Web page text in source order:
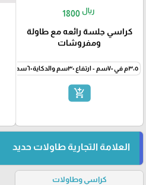
1800 ريال
كراسي جلسة رائعه مع طاولة
ومفروشات
٣،٥م في ٧٠سم - ارتفاع ٣٠سم والدكاية ٦٠سم
add_shopping_cart
العلامة التجارية طاولات حديد
كراسي وطاولات